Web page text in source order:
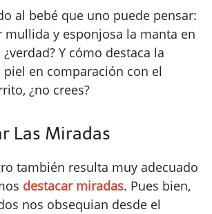
al bebé que uno puede pensar:
mullida y esponjosa la manta en
Y cómo destaca la
piel en comparación con el
¿no crees?
Las Miradas
también resulta muy adecuado
destacar miradas. Pues bien,
nos obsequian desde el